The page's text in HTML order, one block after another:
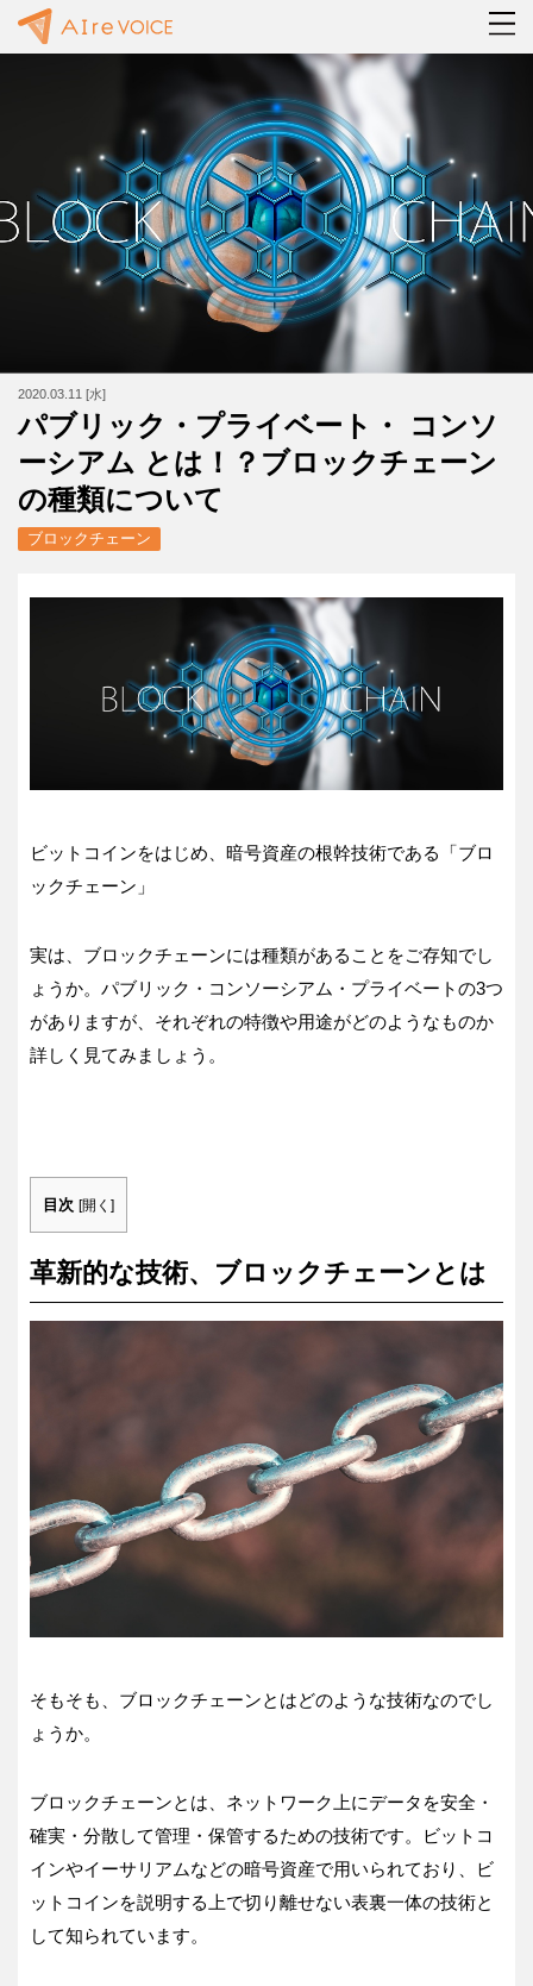
2020.03.11 [水]
パブリック・プライベート・ コンソ
ーシアム とは！？ブロックチェーン
の種類について
ブロックチェーン
ビットコインをはじめ、暗号資産の根幹技術である「ブロ
ックチェーン」
実は、ブロックチェーンには種類があることをご存知でし
ょうか。パブリック・コンソーシアム・プライベートの3つ
がありますが、それぞれの特徴や用途がどのようなものか
詳しく見てみましょう。
目次 [開く ]
革新的な技術、ブロックチェーンとは
そもそも、ブロックチェーンとはどのような技術なのでし
ょうか。
ブロックチェーンとは、ネットワーク上にデータを安全・
確実・分散して管理・保管するための技術です。ビットコ
インやイーサリアムなどの暗号資産で用いられており、ビ
ットコインを説明する上で切り離せない表裏一体の技術と
して知られています。